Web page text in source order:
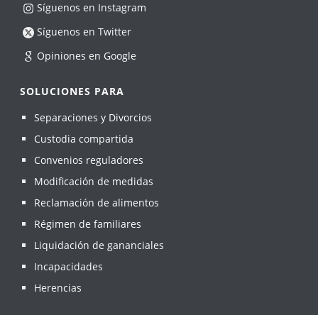
Síguenos en Instagram
Síguenos en Twitter
Opiniones en Google
SOLUCIONES PARA
Separaciones y Divorcios
Custodia compartida
Convenios reguladores
Modificación de medidas
Reclamación de alimentos
Régimen de familiares
Liquidación de gananciales
Incapacidades
Herencias